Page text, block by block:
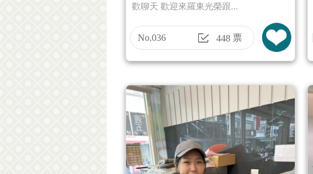
歡聊天 歡迎來羅東光榮跟...
No.036 448票